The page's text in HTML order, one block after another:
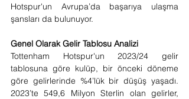
Hotspur'un Avrupa’da başarıya ulaşma
şansları da bulunuyor.
Genel Olarak Gelir Tablosu Analizi
Tottenham Hotspur'un 2023/24 gelir
tablosuna göre kulüp, bir önceki döneme
göre gelirlerinde %4’lük bir düşüş yaşadı.
2023’te 549,6 Milyon Sterlin olan gelirler,